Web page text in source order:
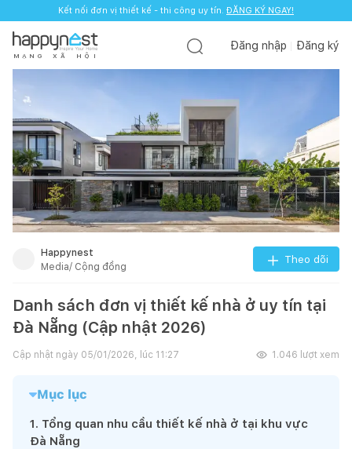
Kết nối đơn vị thiết kế - thi công uy tín. ĐĂNG KÝ NGAY!
M Ạ N G X Ã H Ộ I
Đăng nhập Đăng ký
Happynest
Media/ Cộng đồng
Theo dõi
Danh sách đơn vị thiết kế nhà ở uy tín tại
Đà Nẵng (Cập nhật 2026)
Cập nhật ngày 05/01/2026, lúc 11:27 1.046 lượt xem
Mục lục
1. Tổng quan nhu cầu thiết kế nhà ở tại khu vực
Đà Nẵng